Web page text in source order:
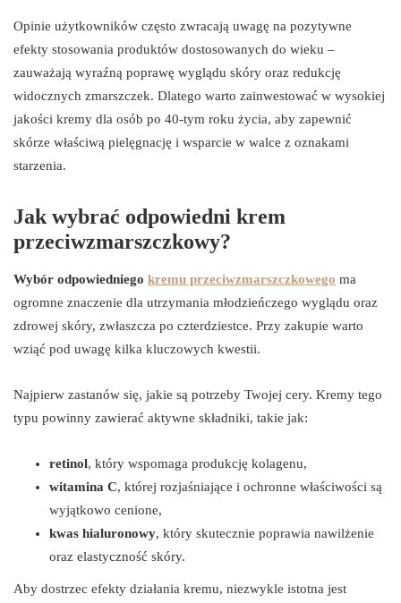
Opinie użytkowników często zwracają uwagę na pozytywne
efekty stosowania produktów dostosowanych do wieku –
zauważają wyraźną poprawę wyglądu skóry oraz redukcję
widocznych zmarszczek. Dlatego warto zainwestować w wysokiej
jakości kremy dla osób po 40-tym roku życia, aby zapewnić
skórze właściwą pielęgnację i wsparcie w walce z oznakami
starzenia.
Jak wybrać odpowiedni krem
przeciwzmarszczkowy?
Wybór odpowiedniego kremu przeciwzmarszczkowego ma
ogromne znaczenie dla utrzymania młodzieńczego wyglądu oraz
zdrowej skóry, zwłaszcza po czterdziestce. Przy zakupie warto
wziąć pod uwagę kilka kluczowych kwestii.
Najpierw zastanów się, jakie są potrzeby Twojej cery. Kremy tego
typu powinny zawierać aktywne składniki, takie jak:
retinol, który wspomaga produkcję kolagenu,
witamina C, której rozjaśniające i ochronne właściwości są
wyjątkowo cenione,
kwas hialuronowy, który skutecznie poprawia nawilżenie
oraz elastyczność skóry.
Aby dostrzec efekty działania kremu, niezwykle istotna jest